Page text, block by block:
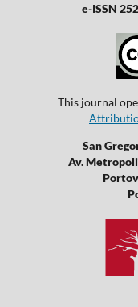
e-ISSN
This journal
San
Av.